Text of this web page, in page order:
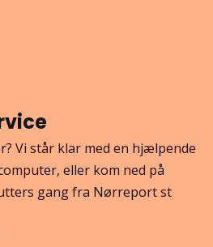
Vi står klar med en hjælpende
eller kom ned på
gang fra Nørreport st